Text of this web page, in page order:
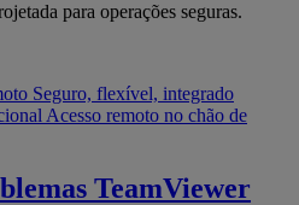
para operações seguras.
Seguro, flexível, integrado
Acesso remoto no chão de
TeamViewer